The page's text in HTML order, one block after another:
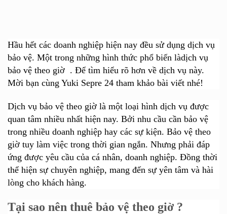
Hầu hết các doanh nghiệp hiện nay đều sử dụng dịch vụ
bảo vệ. Một trong những hình thức phổ biến làdịch vụ
bảo vệ theo giờ . Để tìm hiểu rõ hơn về dịch vụ này.
Mời bạn cùng Yuki Sepre 24 tham khảo bài viết nhé!
Dịch vụ bảo vệ theo giờ là một loại hình dịch vụ được
quan tâm nhiều nhất hiện nay. Bởi nhu cầu cần bảo vệ
trong nhiều doanh nghiệp hay các sự kiện. Bảo vệ theo
giờ tuy làm việc trong thời gian ngắn. Nhưng phải đáp
ứng được yêu cầu của cá nhân, doanh nghiệp. Đồng thời
thể hiện sự chuyên nghiệp, mang đến sự yên tâm và hài
lòng cho khách hàng.
Tại sao nên thuê bảo vệ theo giờ ?